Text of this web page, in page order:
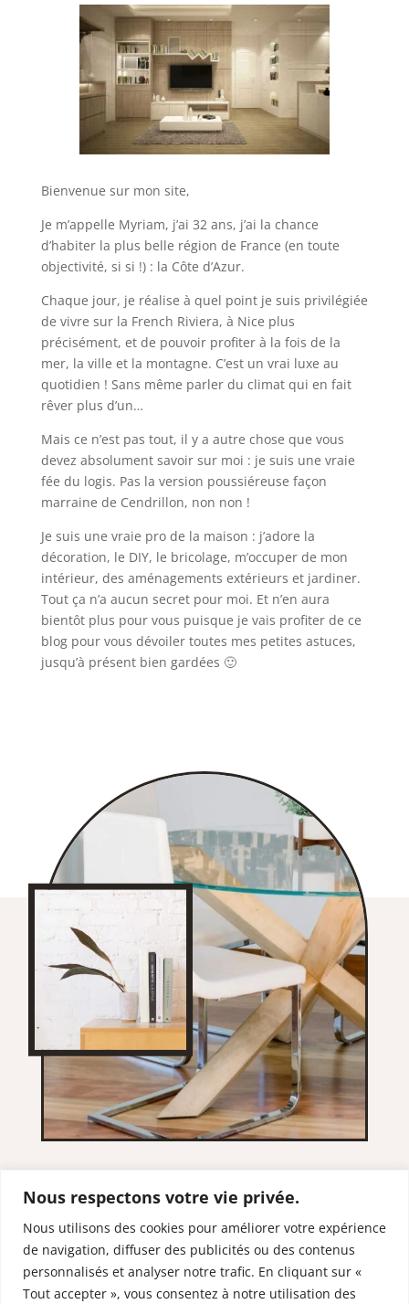
Nous respectons votre vie privée.
Nous utilisons des cookies pour améliorer votre expérience
de navigation, diffuser des publicités ou des contenus
personnalisés et analyser notre trafic. En cliquant sur «
Tout accepter », vous consentez à notre utilisation des
Bienvenue sur mon site,
Je m’appelle Myriam, j’ai 32 ans, j’ai la chance
d’habiter la plus belle région de France (en toute
objectivité, si si !) : la Côte d’Azur.
Chaque jour, je réalise à quel point je suis privilégiée
de vivre sur la French Riviera, à Nice plus
précisément, et de pouvoir profiter à la fois de la
mer, la ville et la montagne. C’est un vrai luxe au
quotidien ! Sans même parler du climat qui en fait
rêver plus d’un…
Mais ce n’est pas tout, il y a autre chose que vous
devez absolument savoir sur moi : je suis une vraie
fée du logis. Pas la version poussiéreuse façon
marraine de Cendrillon, non non !
Je suis une vraie pro de la maison : j’adore la
décoration, le DIY, le bricolage, m’occuper de mon
intérieur, des aménagements extérieurs et jardiner.
Tout ça n’a aucun secret pour moi. Et n’en aura
bientôt plus pour vous puisque je vais profiter de ce
blog pour vous dévoiler toutes mes petites astuces,
jusqu’à présent bien gardées 🙂
RESTONS EN
CONTACT